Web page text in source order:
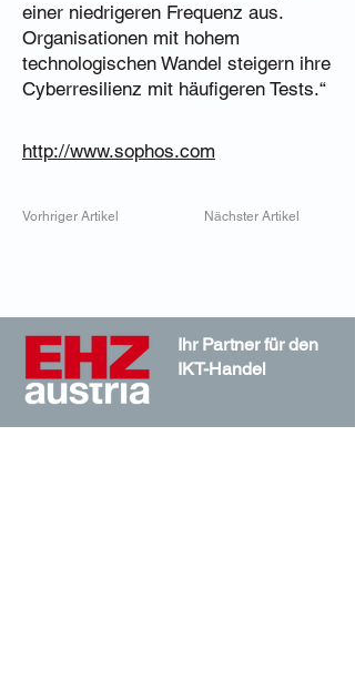
einer niedrigeren Frequenz aus.
Organisationen mit hohem
technologischen Wandel steigern ihre
Cyberresilienz mit häufigeren Tests.“
http://www.sophos.com
Vorhriger Artikel Nächster Artikel
Ihr Partner für den
IKT-Handel